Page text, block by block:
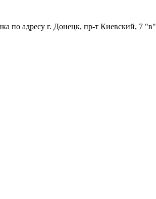
по адресу г. Донецк, пр-т Киевский, 7 "в"